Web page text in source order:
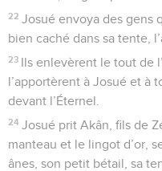
22 Josué envoya des gens
bien caché dans sa tente,
23 Ils enlevèrent le tout de
l’apportèrent à Josué et à
devant l’Éternel.
24 Josué prit Akân, fils de
manteau et le lingot d’or,
ânes, son petit bétail, sa